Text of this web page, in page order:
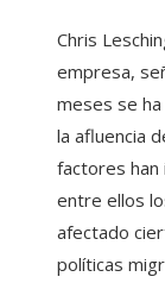
Chris
empresa,
meses se
la afluencia
factores han
entre ellos
afectado
políticas